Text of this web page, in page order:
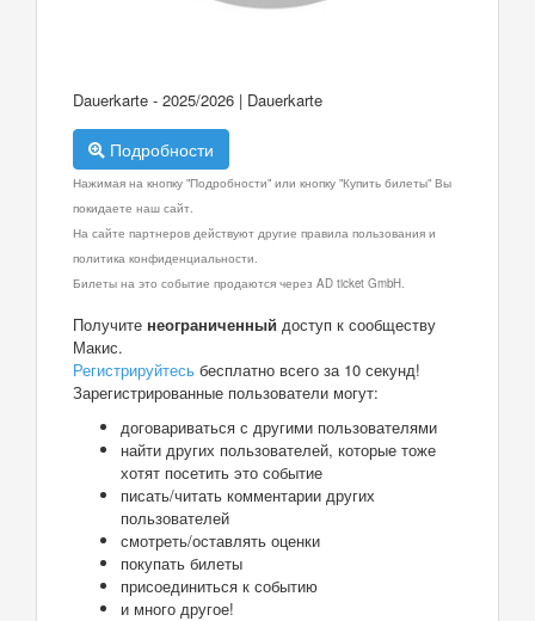
Dauerkarte - 2025/2026 | Dauerkarte
Подробности
Нажимая на кнопку "Подробности" или кнопку "Купить билеты" Вы
покидаете наш сайт.
На сайте партнеров действуют другие правила пользования и
политика конфиденциальности.
Билеты на это событие продаются через AD ticket GmbH.
Получите неограниченный доступ к сообществу
Макис.
Регистрируйтесь бесплатно всего за 10 секунд!
Зарегистрированные пользователи могут:
договариваться с другими пользователями
найти других пользователей, которые тоже
хотят посетить это событие
писать/читать комментарии других
пользователей
смотреть/оставлять оценки
покупать билеты
присоединиться к событию
и много другое!